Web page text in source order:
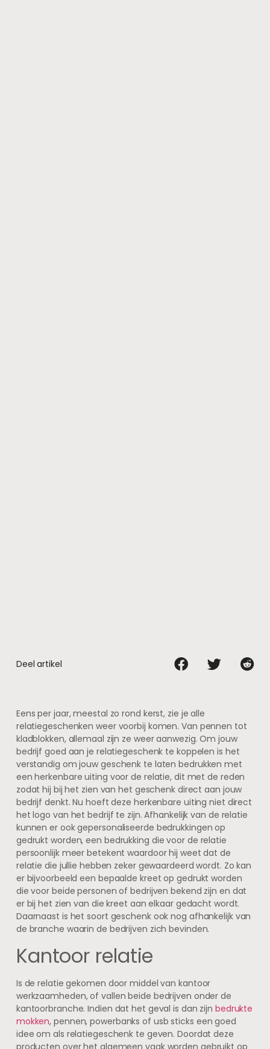
Deel artikel
Eens per jaar, meestal zo rond kerst, zie je alle
relatiegeschenken weer voorbij komen. Van pennen tot
kladblokken, allemaal zijn ze weer aanwezig. Om jouw
bedrijf goed aan je relatiegeschenk te koppelen is het
verstandig om jouw geschenk te laten bedrukken met
een herkenbare uiting voor de relatie, dit met de reden
zodat hij bij het zien van het geschenk direct aan jouw
bedrijf denkt. Nu hoeft deze herkenbare uiting niet direct
het logo van het bedrijf te zijn. Afhankelijk van de relatie
kunnen er ook gepersonaliseerde bedrukkingen op
gedrukt worden, een bedrukking die voor de relatie
persoonlijk meer betekent waardoor hij weet dat de
relatie die jullie hebben zeker gewaardeerd wordt. Zo kan
er bijvoorbeeld een bepaalde kreet op gedrukt worden
die voor beide personen of bedrijven bekend zijn en dat
er bij het zien van die kreet aan elkaar gedacht wordt.
Daarnaast is het soort geschenk ook nog afhankelijk van
de branche waarin de bedrijven zich bevinden.
Kantoor relatie
Is de relatie gekomen door middel van kantoor
werkzaamheden, of vallen beide bedrijven onder de
kantoorbranche. Indien dat het geval is dan zijn bedrukte
mokken, pennen, powerbanks of usb sticks een goed
idee om als relatiegeschenk te geven. Doordat deze
producten over het algemeen vaak worden gebruikt op